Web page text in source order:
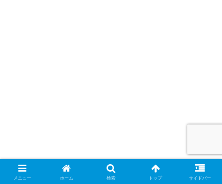
メニュー ホーム 検索 トップ サイドバー